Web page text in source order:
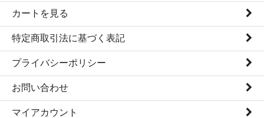
カートを見る
特定商取引法に基づく表記
プライバシーポリシー
お問い合わせ
マイアカウント